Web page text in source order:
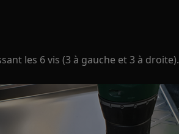
les 6 vis (3 à gauche et 3 à droite).